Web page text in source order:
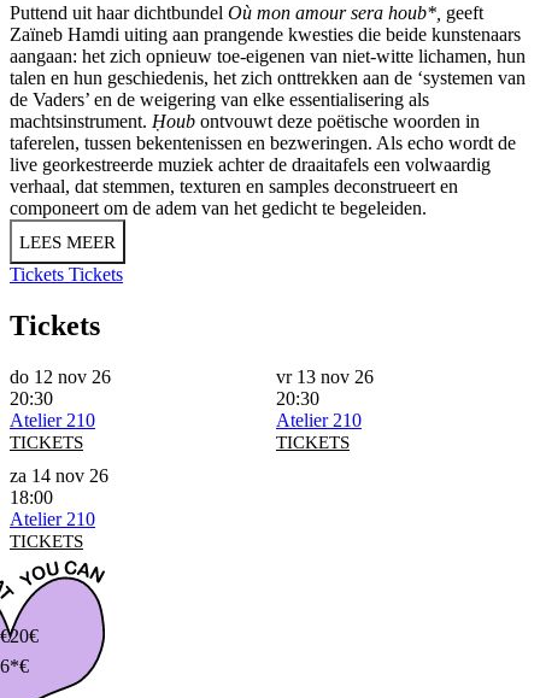
Puttend uit haar dichtbundel Où mon amour sera houb*, geeft
Zaïneb Hamdi uiting aan prangende kwesties die beide kunstenaars
aangaan: het zich opnieuw toe-eigenen van niet-witte lichamen, hun
talen en hun geschiedenis, het zich onttrekken aan de ‘systemen van
de Vaders’ en de weigering van elke essentialisering als
machtsinstrument. Ḥoub ontvouwt deze poëtische woorden in
taferelen, tussen bekentenissen en bezweringen. Als echo wordt de
live georkestreerde muziek achter de draaitafels een volwaardig
verhaal, dat stemmen, texturen en samples deconstrueert en
componeert om de adem van het gedicht te begeleiden.
LEES MEER
Tickets Tickets
Tickets
do 12 nov 26
20:30
Atelier 210
TICKETS
vr 13 nov 26
20:30
Atelier 210
TICKETS
za 14 nov 26
18:00
Atelier 210
TICKETS
20€